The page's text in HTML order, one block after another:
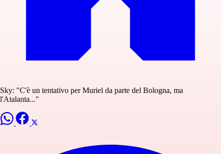
Sky: "C'è un tentativo per Muriel da parte del Bologna, ma
l'Atalanta..."